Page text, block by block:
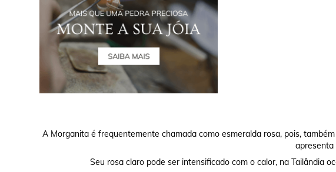
A Morganita é frequentemente chamada como esmeralda rosa, pois,
apresenta
Seu rosa claro pode ser intensificado com o calor, na Tailândia